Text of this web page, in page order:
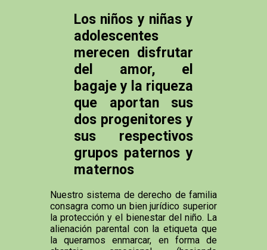
Los niños y niñas y
adolescentes
merecen disfrutar
del amor, el
bagaje y la riqueza
que aportan sus
dos progenitores y
sus respectivos
grupos paternos y
maternos
Nuestro sistema de derecho de familia
consagra como un bien jurídico superior
la protección y el bienestar del niño. La
alienación parental con la etiqueta que
la queramos enmarcar, en forma de